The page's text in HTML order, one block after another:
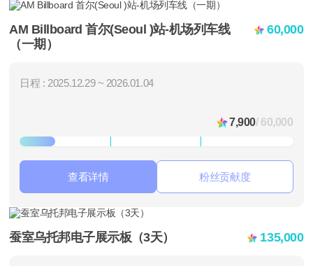
AM Billboard 首尔(Seoul )站-机场列车线
（一期）
60,000
日程 : 2025.12.29 ~ 2026.01.04
7,900/ 60,000
查看详情 粉丝贡献度
蚕室乌托邦电子展示板（3天） 135,000